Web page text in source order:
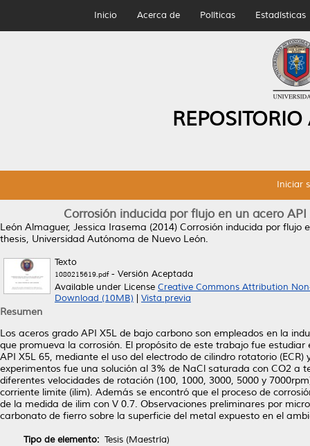
Inicio Acerca de Políticas Estadísticas
Iniciar
Corrosión inducida por flujo en un acero
León Almaguer, Jessica Irasema (2014) Corrosión inducida por flujo
thesis, Universidad Autónoma de Nuevo León.
Texto
1080215619.pdf- Versión Aceptada
Available under License Creative Commons Attribution
Download (10MB)
Vista previa
Resumen
Los aceros grado API X5L de bajo carbono son empleados en la
que promueva la corrosión. El propósito de este trabajo fue
API X5L 65, mediante el uso del electrodo de cilindro rotatorio
experimentos fue una solución al 3% de NaCl saturada con CO2 a
diferentes velocidades de rotación (100, 1000, 3000, 5000 y
corriente limite (ilim). Además se encontró que el proceso de
de la medida de ilim con V 0.7. Observaciones preliminares por
carbonato de fierro sobre la superficie del metal expuesto en el
Tipo de elemento: Tesis (Maestría)